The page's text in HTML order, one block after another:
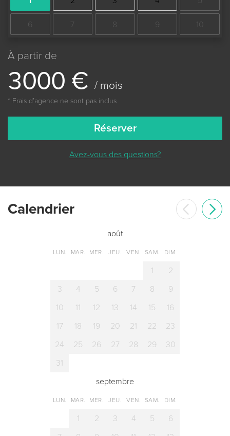
6 7 8 9 10
À partir de
3000 € / mois
* Frais dʼagence ne sont pas inclus
Réserver
Avez-vous des questions?
Сalendrier
août
LUN. MAR. MER. JEU. VEN. SAM. DIM.
1
2
3
4 5 6 7 8
9
10
11 12 13 14 15
16
17
18 19 20 21 22
23
24
25 26 27 28 29
30
31
septembre
LUN. MAR. MER. JEU. VEN. SAM. DIM.
1 2 3 4 5
6